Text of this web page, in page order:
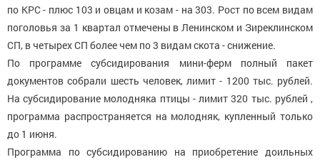
по КРС - плюс 103 и овцам и козам - на 303. Рост по всем видам
поголовья за 1 квартал отмечены в Ленинском и Зиреклинском
СП, в четырех СП более чем по 3 видам скота - снижение.
По программе субсидирования мини-ферм полный пакет
документов собрали шесть человек, лимит - 1200 тыс. рублей.
На субсидирование молодняка птицы - лимит 320 тыс. рублей ,
программа распространяется на молодняк, купленный только
до 1 июня.
Программа по субсидированию на приобретение доильных